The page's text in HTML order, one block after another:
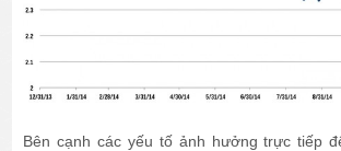
Bên cạnh các yếu tố ảnh hưởng trực tiếp